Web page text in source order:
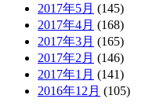
2017年5月 (145)
2017年4月 (168)
2017年3月 (165)
2017年2月 (146)
2017年1月 (141)
2016年12月 (105)